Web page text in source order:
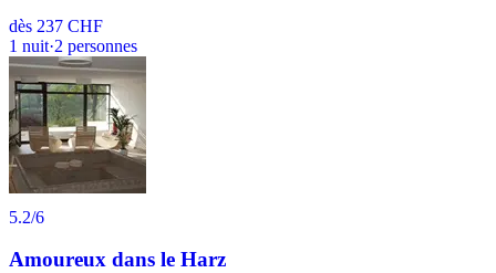
dès 237 CHF
1 nuit·2 personnes
5.2/6
Amoureux dans le Harz